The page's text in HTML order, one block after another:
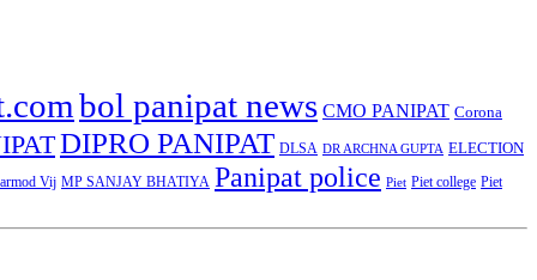
bol panipat news CMO PANIPAT Corona
DIPRO PANIPAT DLSA DR ARCHNA GUPTA ELECTION
Vij MP SANJAY BHATIYA Panipat police Piet Piet college Piet